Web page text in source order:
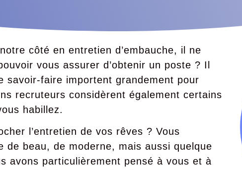
côté en entretien d’embauche, il ne
vous assurer d’obtenir un poste ? Il
savoir-faire importent grandement pour
recruteurs considèrent également certains
habillez.
l’entretien de vos rêves ? Vous
de beau, de moderne, mais aussi quelque
avons particulièrement pensé à vous et à